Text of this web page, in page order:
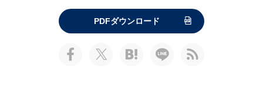
PDFダウンロード